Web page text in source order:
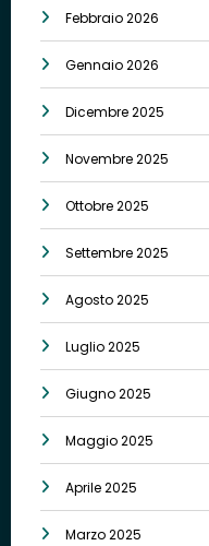
Febbraio 2026
Gennaio 2026
Dicembre 2025
Novembre 2025
Ottobre 2025
Settembre 2025
Agosto 2025
Luglio 2025
Giugno 2025
Maggio 2025
Aprile 2025
Marzo 2025